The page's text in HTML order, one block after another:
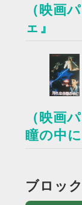
（映画
ェ』
（映画
瞳の中に
ブロッ